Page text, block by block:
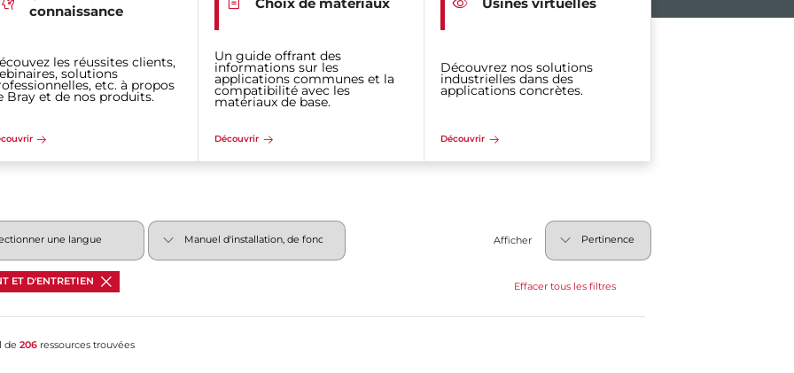
connaissance
les réussites clients,
solutions
etc. à propos
Bray et de nos produits.
Un guide offrant des
informations sur les
applications communes et la
compatibilité avec les
matériaux de base.
Découvrir
Découvrez nos solutions
industrielles dans des
applications concrètes.
Découvrir
Afficher
ET D'ENTRETIEN Effacer tous les filtres
de 206ressources trouvées